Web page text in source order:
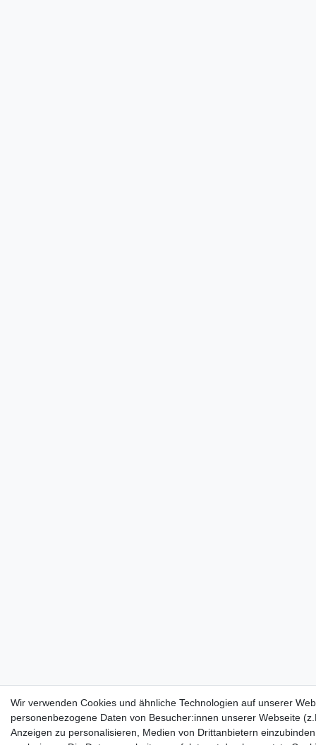
Wir verwenden Cookies und ähnliche Technologien auf unserer
personenbezogene Daten von Besucher:innen unserer Webseite
Anzeigen zu personalisieren, Medien von Drittanbietern